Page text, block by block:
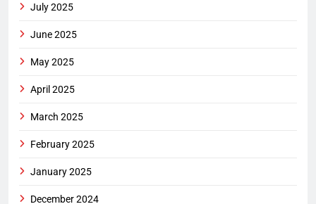
July 2025
June 2025
May 2025
April 2025
March 2025
February 2025
January 2025
December 2024